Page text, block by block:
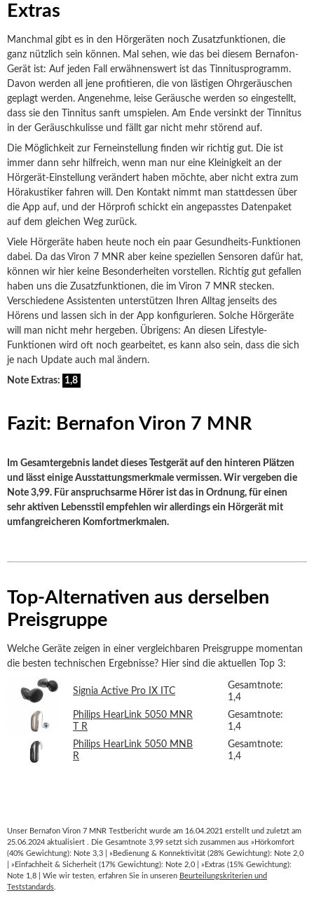
Extras
Manchmal gibt es in den Hörgeräten noch Zusatzfunktionen, die
ganz nützlich sein können. Mal sehen, wie das bei diesem Bernafon-
Gerät ist: Auf jeden Fall erwähnenswert ist das Tinnitusprogramm.
Davon werden all jene profitieren, die von lästigen Ohrgeräuschen
geplagt werden. Angenehme, leise Geräusche werden so eingestellt,
dass sie den Tinnitus sanft umspielen. Am Ende versinkt der Tinnitus
in der Geräuschkulisse und fällt gar nicht mehr störend auf.
Die Möglichkeit zur Ferneinstellung finden wir richtig gut. Die ist
immer dann sehr hilfreich, wenn man nur eine Kleinigkeit an der
Hörgerät-Einstellung verändert haben möchte, aber nicht extra zum
Hörakustiker fahren will. Den Kontakt nimmt man stattdessen über
die App auf, und der Hörprofi schickt ein angepasstes Datenpaket
auf dem gleichen Weg zurück.
Viele Hörgeräte haben heute noch ein paar Gesundheits-Funktionen
dabei. Da das Viron 7 MNR aber keine speziellen Sensoren dafür hat,
können wir hier keine Besonderheiten vorstellen. Richtig gut gefallen
haben uns die Zusatzfunktionen, die im Viron 7 MNR stecken.
Verschiedene Assistenten unterstützen Ihren Alltag jenseits des
Hörens und lassen sich in der App konfigurieren. Solche Hörgeräte
will man nicht mehr hergeben. Übrigens: An diesen Lifestyle-
Funktionen wird oft noch gearbeitet, es kann also sein, dass die sich
je nach Update auch mal ändern.
Note Extras: 1,8
Fazit: Bernafon Viron 7 MNR
Im Gesamtergebnis landet dieses Testgerät auf den hinteren Plätzen
und lässt einige Ausstattungsmerkmale vermissen. Wir vergeben die
Note 3,99. Für anspruchsarme Hörer ist das in Ordnung, für einen
sehr aktiven Lebensstil empfehlen wir allerdings ein Hörgerät mit
umfangreicheren Komfortmerkmalen.
Top-Alternativen aus derselben
Preisgruppe
Welche Geräte zeigen in einer vergleichbaren Preisgruppe momentan
die besten technischen Ergebnisse? Hier sind die aktuellen Top 3:
Signia Active Pro IX ITC
Gesamtnote:
1,4
Philips HearLink 5050 MNR
T R
Gesamtnote:
1,4
Philips HearLink 5050 MNB
R
Gesamtnote:
1,4
Unser Bernafon Viron 7 MNR Testbericht wurde am 16.04.2021 erstellt und zuletzt am
25.06.2024 aktualisiert . Die Gesamtnote 3,99 setzt sich zusammen aus »Hörkomfort
(40% Gewichtung): Note 3,3 | »Bedienung & Konnektivität (28% Gewichtung): Note 2,0
| »Einfachheit & Sicherheit (17% Gewichtung): Note 2,0 | »Extras (15% Gewichtung):
Note 1,8 | Wie wir testen, erfahren Sie in unseren Beurteilungskriterien und
Teststandards